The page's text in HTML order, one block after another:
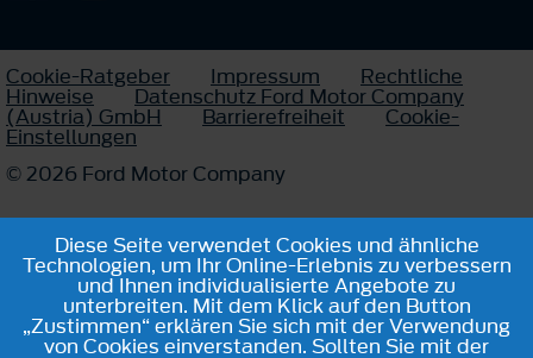
Cookie-Ratgeber Impressum Rechtliche
Hinweise Datenschutz Ford Motor Company
(Austria) GmbH Barrierefreiheit Cookie-
Einstellungen
© 2026 Ford Motor Company
Diese Seite verwendet Cookies und ähnliche
Technologien, um Ihr Online-Erlebnis zu verbessern
und Ihnen individualisierte Angebote zu
unterbreiten. Mit dem Klick auf den Button
„Zustimmen“ erklären Sie sich mit der Verwendung
von Cookies einverstanden. Sollten Sie mit der